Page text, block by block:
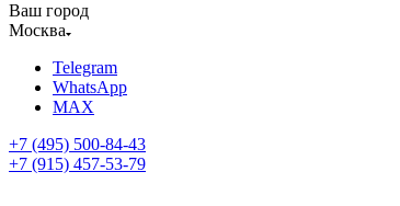
Ваш город
Москва
Telegram
WhatsApp
MAX
+7 (495) 500-84-43
+7 (915) 457-53-79